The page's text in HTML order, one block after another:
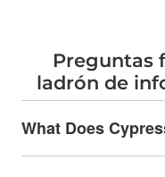
Preguntas
ladrón de
What Does